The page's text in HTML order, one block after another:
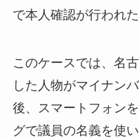
で本人確認が行われ
このケースでは、名
した人物がマイナン
後、スマートフォン
グで議員の名義を使